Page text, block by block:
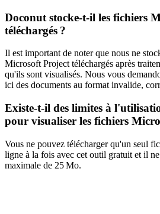
Doconut stocke-t-il les fichiers
téléchargés ?
Il est important de noter que nous ne
Microsoft Project téléchargés après
qu'ils sont visualisés. Nous vous
ici des documents au format invalide,
Existe-t-il des limites à
pour visualiser les fichiers
Vous ne pouvez télécharger qu'un seul
ligne à la fois avec cet outil gratuit et il
maximale de 25 Mo.